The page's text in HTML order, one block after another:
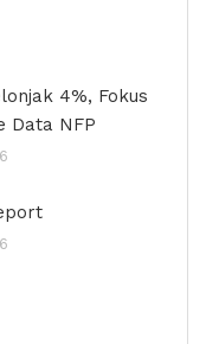
4%, Fokus
Data NFP